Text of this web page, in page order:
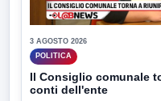
3 AGOSTO 2026
POLITICA
Il Consiglio comunale
conti dell'ente